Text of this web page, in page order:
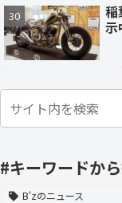
稲
示
#キーワードか
B'zのニュース